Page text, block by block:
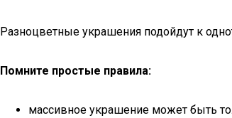
Разноцветные украшения подойдут к
Помните простые правила:
массивное украшение может быть